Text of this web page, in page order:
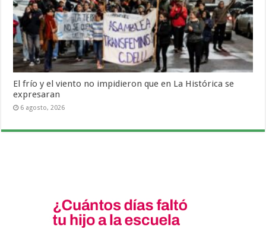
El frío y el viento no impidieron que en La Histórica se
expresaran
6 agosto, 2026